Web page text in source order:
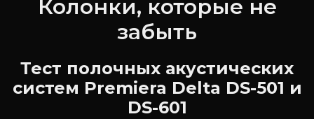
Колонки, которые не
забыть
Тест полочных акустических
систем Premiera Delta DS-501 и
DS-601